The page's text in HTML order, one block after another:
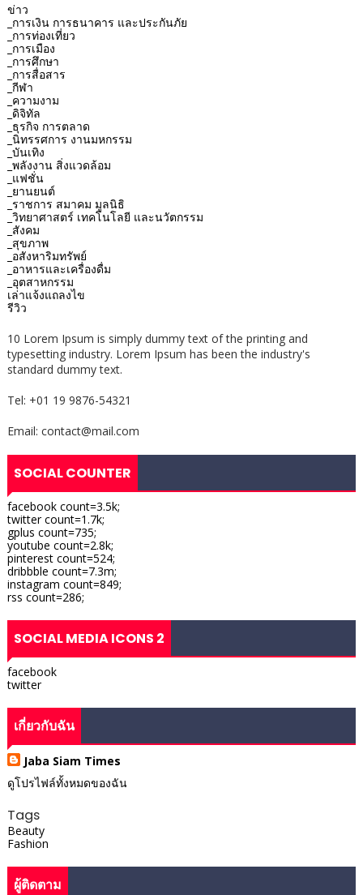
ข่าว
_การเงิน การธนาคาร และประกันภัย
_การท่องเที่ยว
_การเมือง
_การศึกษา
_การสื่อสาร
_กีฬา
_ความงาม
_ดิจิทัล
_ธุรกิจ การตลาด
_นิทรรศการ งานมหกรรม
_บันเทิง
_พลังงาน สิ่งแวดล้อม
_แฟชั่น
_ยานยนต์
_ราชการ สมาคม มูลนิธิ
_วิทยาศาสตร์ เทคโนโลยี และนวัตกรรม
_สังคม
_สุขภาพ
_อสังหาริมทรัพย์
_อาหารและเครื่องดื่ม
_อุตสาหกรรม
เล่าแจ้งแถลงไข
รีวิว
10 Lorem Ipsum is simply dummy text of the printing and
typesetting industry. Lorem Ipsum has been the industry's
standard dummy text.
Tel: +01 19 9876-54321
Email: contact@mail.com
SOCIAL COUNTER
facebook count=3.5k;
twitter count=1.7k;
gplus count=735;
youtube count=2.8k;
pinterest count=524;
dribbble count=7.3m;
instagram count=849;
rss count=286;
SOCIAL MEDIA ICONS 2
facebook
twitter
เกี่ยวกับฉัน
Jaba Siam Times
ดูโปรไฟล์ทั้งหมดของฉัน
Tags
Beauty
Fashion
ผู้ติดตาม